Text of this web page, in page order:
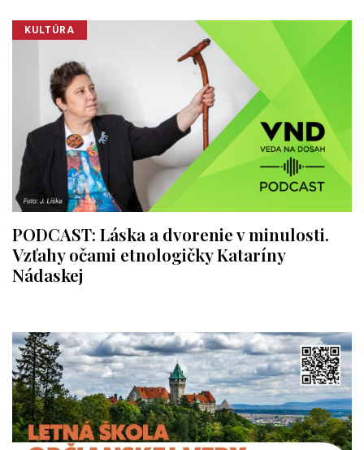
KULTÚRA
PODCAST: Láska a dvorenie v minulosti.
Vzťahy očami etnologičky Kataríny
Nádaskej